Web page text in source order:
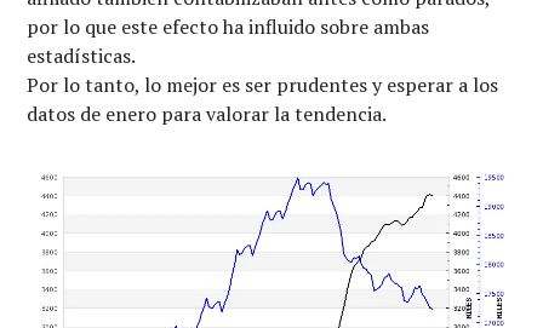
por lo que este efecto ha influido sobre ambas
estadísticas.
Por lo tanto, lo mejor es ser prudentes y esperar a los
datos de enero para valorar la tendencia.